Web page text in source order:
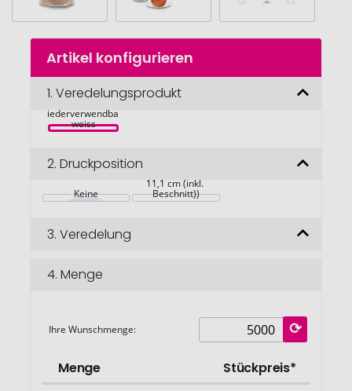
Zum
Anfang
Bildgalerie
springen
Artikel konfigurieren
1. Veredelungsprodukt
Geschenkartikel:
& positiv, Tasty
wiederverwendbar,
weiss
2. Druckposition
Keine
Werbeanbringung
11,1 cm (inkl.
Beschnitt))
3. Veredelung
4. Menge
Ihre Wunschmenge:
Menge
Stückpreis*